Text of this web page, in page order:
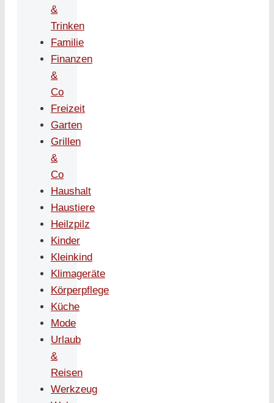
&
Trinken
Familie
Finanzen
&
Co
Freizeit
Garten
Grillen
&
Co
Haushalt
Haustiere
Heilzpilz
Kinder
Kleinkind
Klimageräte
Körperpflege
Küche
Mode
Urlaub
&
Reisen
Werkzeug